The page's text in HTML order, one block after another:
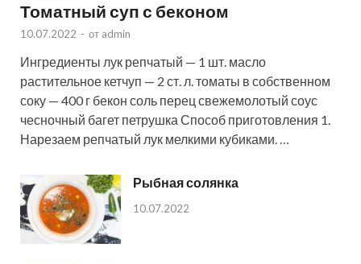
Томатный суп с беконом
10.07.2022 - от admin
Ингредиенты лук репчатый — 1 шт. масло
растительное кетчуп — 2 ст. л. томаты в собственном
соку — 400 г бекон соль перец свежемолотый соус
чесночный багет петрушка Способ приготовления 1.
Нарезаем репчатый лук мелкими кубиками. …
Рыбная солянка
10.07.2022